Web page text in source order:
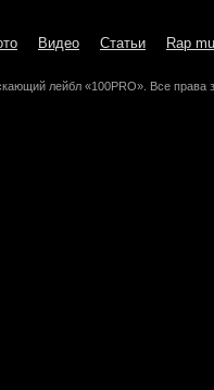
Видео Статьи Rap
лейбл «100PRO». Все